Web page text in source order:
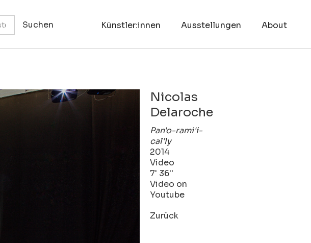
Künstler:innen Ausstellungen About
Nicolas
Delaroche
Pan'o-rami'i-
cal'ly
2014
Video
7' 36''
Video on
Youtube
Zurück